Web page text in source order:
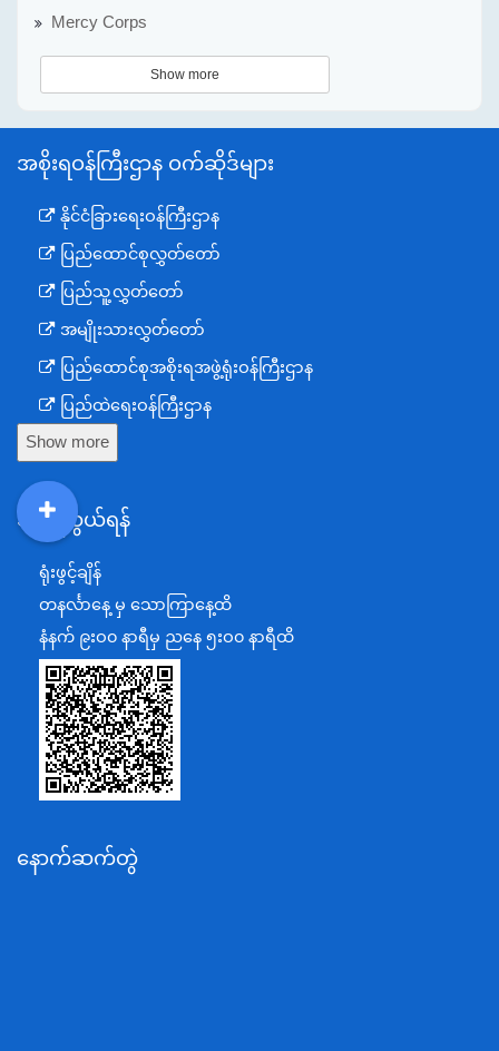
Mercy Corps
Show more
အစိုးရဝန်ကြီးဌာန ဝက်ဆိုဒ်များ
နိုင်ငံခြားရေးဝန်ကြီးဌာန
ပြည်ထောင်စုလွှတ်တော်
ပြည်သူ့လွှတ်တော်
အမျိုးသားလွှတ်တော်
ပြည်ထောင်စုအစိုးရအဖွဲ့ရုံးဝန်ကြီးဌာန
ပြည်ထဲရေးဝန်ကြီးဌာန
ကာကွယ်ရေးဝန်ကြီးဌာန
နယ်စပ်ရေးရာဝန်ကြီးဌာန
စီမံကိန်း၊ဘဏ္ဍာရေးနှင့်စက်မှုဝန်ကြီးဌာန
ရင်းနှီးမြှုပ်နှံမှုနှင့် နိုင်ငံခြားစီးပွားဆက်သွယ်ရေးဝန်ကြီးဌာန
အပြည်ပြည်ဆိုင်ရာပူးပေါင်းဆောင်ရွက်ရေးဝန်ကြီးဌာန
ပြန်ကြားရေးဝန်ကြီးဌာန
သာသနာရေးနှင့် ယဉ်ကျေးမှုဝန်ကြီးဌာန
စိုက်ပျိုးရေး၊မွေးမြူရေးနှင့်ဆည်မြောင်းဝန်ကြီးဌာန
ပို့ဆောင်ရေးနှင့်ဆက်သွယ်ရေးဝန်ကြီးဌာန
သယံဇာတနှင့်ပတ်ဝန်းကျင်ထိန်းသိမ်းရေးဝန်ကြီးဌာန
အလုပ်သမား၊လူဝင်မှုကြီးကြပ်ရေးနှင့်ပြည်သူ့အင်အား
Show more
ဆက်သွယ်ရန်
ရုံးဖွင့်ချိန်
တနင်္လာနေ့ မှ သောကြာနေ့ထိ
နံနက် ၉းဝ၀ နာရီမှ ညနေ ၅းဝ၀ နာရီထိ
နောက်ဆက်တွဲ
DDM